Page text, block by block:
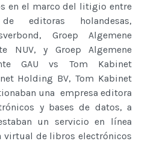
en el marco del litigio entre
editoras holandesas,
Groep Algemene
NUV, y Groep Algemene
GAU vs Tom Kabinet
Holding BV, Tom Kabinet
una empresa editora
y bases de datos, a
un servicio en línea
virtual de libros electrónicos